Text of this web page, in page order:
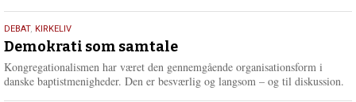
18.
maj
2026
DEBAT, KIRKELIV
Demokrati som samtale
Kongregationalismen har været den gennemgående organisationsform i
danske baptistmenigheder. Den er besværlig og langsom – og til diskussion.